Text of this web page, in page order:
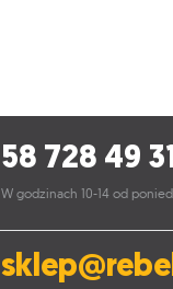
58 728 49
W godzinach 10-14 od